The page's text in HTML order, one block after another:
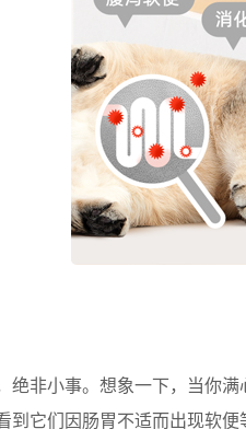
绝非小事。想象一下，当你
到它们因肠胃不适而出现软